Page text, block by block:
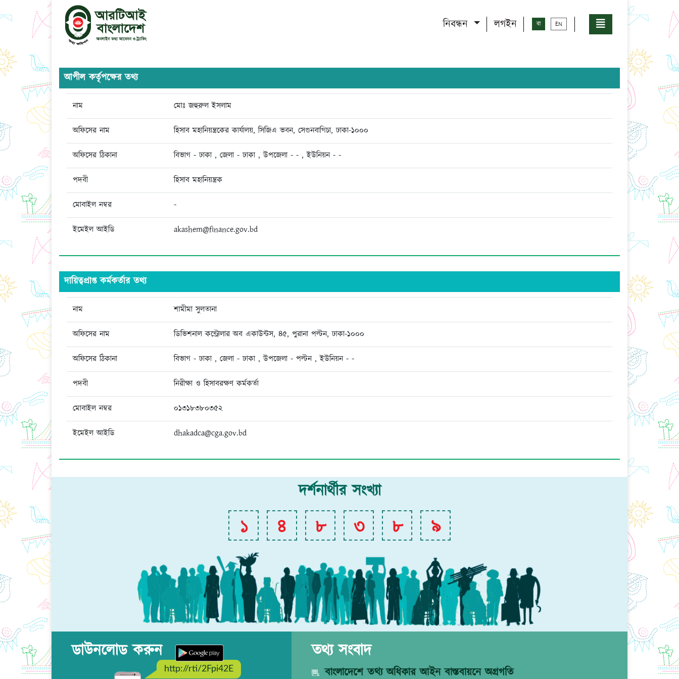
নিবন্ধন লগইন বা EN
আপীল কর্তৃপক্ষের তথ্য
নাম মোঃ জহুরুল ইসলাম
অফিসের নাম হিসাব মহানিয়ন্ত্রকের কার্যালয়, সিজিএ ভবন, সেগুনবাগিচা, ঢাকা-১০০০
অফিসের ঠিকানা বিভাগ - ঢাকা , জেলা - ঢাকা , উপজেলা - - , ইউনিয়ন - -
পদবী হিসাব মহানিয়ন্ত্রক
মোবাইল নম্বর -
ইমেইল আইডি akashem@finance.gov.bd
দায়িত্বপ্রাপ্ত কর্মকর্তার তথ্য
নাম শামীমা সুলতানা
অফিসের নাম ডিভিশনাল কন্ট্রোলার অব একাউন্টস, ৪৫, পুরানা পল্টন, ঢাকা-‌১০০০
অফিসের ঠিকানা বিভাগ - ঢাকা , জেলা - ঢাকা , উপজেলা - পল্টন , ইউনিয়ন - -
পদবী নিরীক্ষা ও হিসাবরক্ষণ কর্মকর্তা
মোবাইল নম্বর ০১৩১৮৩৮০৩৫২
ইমেইল আইডি dhakadca@cga.gov.bd
দর্শনার্থীর সংখ্যা
১ ৪ ৮ ৩ ৮ ৯
ডাউনলোড করুন
http://rti/2Fpi42E
তথ্য সংবাদ
বাংলাদেশে তথ্য অধিকার আইন বাস্তবায়নে অগ্রগতি